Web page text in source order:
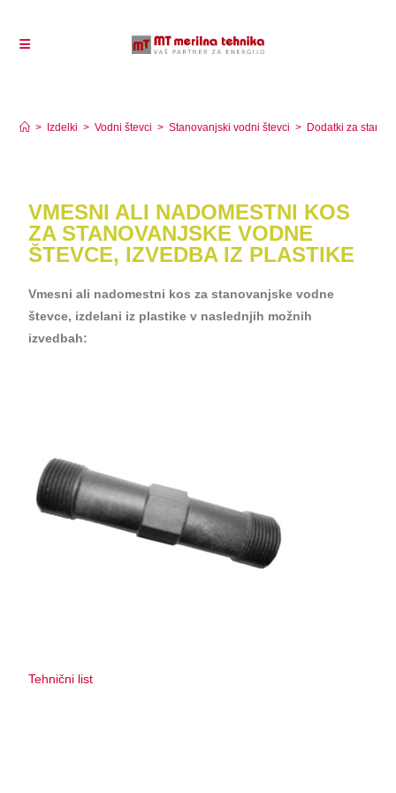
> Izdelki > Vodni števci > Stanovanjski vodni števci > Dodatki za
VMESNI ALI NADOMESTNI KOS
ZA STANOVANJSKE VODNE
ŠTEVCE, IZVEDBA IZ PLASTIKE
Vmesni ali nadomestni kos za stanovanjske vodne
števce, izdelani iz plastike v naslednjih možnih
izvedbah:
Tehnični list